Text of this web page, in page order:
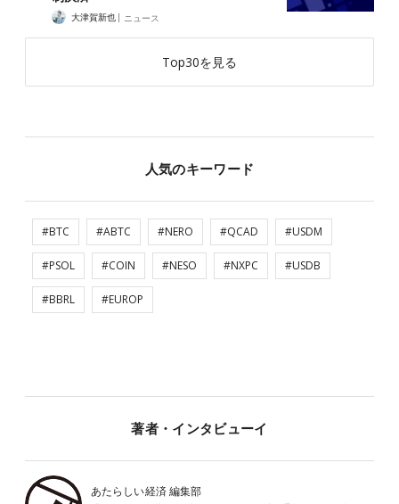
大津賀新也 | ニュース
Top30を見る
人気のキーワード
#BTC #ABTC #NERO #QCAD #USDM
#PSOL #COIN #NESO #NXPC #USDB
#BBRL #EUROP
著者・インタビューイ
あたらしい経済 編集部